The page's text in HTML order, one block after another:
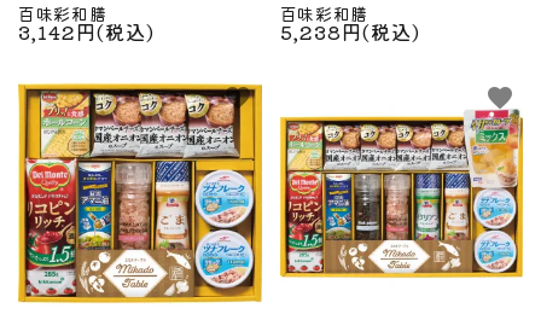
百味彩和膳
3,142円(税込)
百味彩和膳
5,238円(税込)
favorite favorite
キーワード
close